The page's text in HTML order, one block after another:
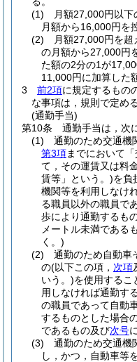
(1)
月額27,000円以
月額から16,000円を
(2)
月額27,000円を
の月額から27,000円
た額の2分の1が
11,000円に加算した
3
前2項に規定するもの
な事項は，規則で定める
(通勤手当)
第10条
通勤手当は，次
(1)
通勤のため交通機
第3項までにおいて
て，その運賃又は料
賃等」という。)を負
機関等を利用しなけ
る職員以外の職員で
歩により通勤するも
メートル未満である
く。)
(2)
通勤のため自動車
の(以下この項， 次項
いう。)を使用するこ
用しなければ通勤す
の職員であって自動
するものとした場合
であるもの及び次号
(3)
通勤のため交通機
し，かつ，自動車等